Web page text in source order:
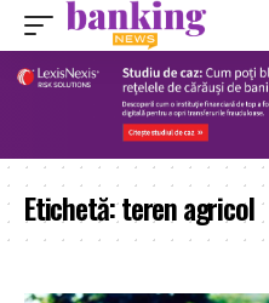
Etichetă:teren agricol